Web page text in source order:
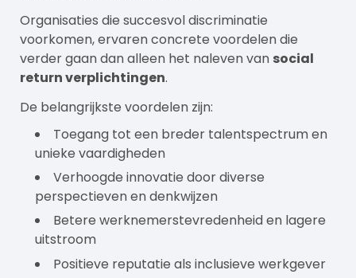
Organisaties die succesvol discriminatie
voorkomen, ervaren concrete voordelen die
verder gaan dan alleen het naleven van social
return verplichtingen.
De belangrijkste voordelen zijn:
Toegang tot een breder talentspectrum en
unieke vaardigheden
Verhoogde innovatie door diverse
perspectieven en denkwijzen
Betere werknemerstevredenheid en lagere
uitstroom
Positieve reputatie als inclusieve werkgever